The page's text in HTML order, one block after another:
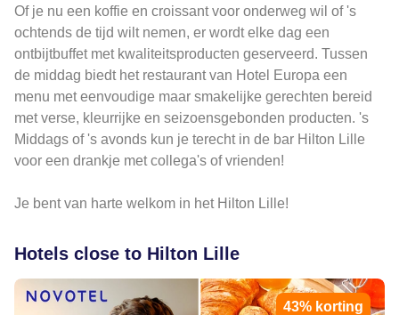
Of je nu een koffie en croissant voor onderweg wil of 's
ochtends de tijd wilt nemen, er wordt elke dag een
ontbijtbuffet met kwaliteitsproducten geserveerd. Tussen
de middag biedt het restaurant van Hotel Europa een
menu met eenvoudige maar smakelijke gerechten bereid
met verse, kleurrijke en seizoensgebonden producten. 's
Middags of 's avonds kun je terecht in de bar Hilton Lille
voor een drankje met collega's of vrienden!
Je bent van harte welkom in het Hilton Lille!
Hotels close to Hilton Lille
43% korting